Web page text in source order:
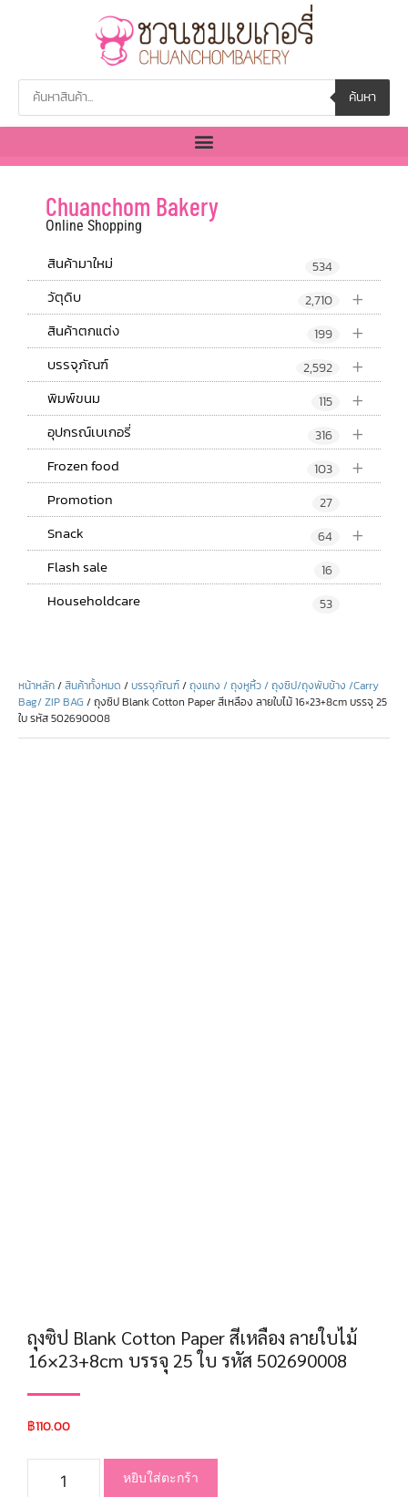
ค้นหา
Chuanchom Bakery
Online Shopping
สินค้ามาใหม่ 534
+
วัตุดิบ 2,710
+
สินค้าตกแต่ง 199
+
บรรจุภัณฑ์ 2,592
+
พิมพ์ขนม 115
+
อุปกรณ์เบเกอรี่ 316
+
Frozen food 103
Promotion 27
+
Snack 64
Flash sale 16
Householdcare 53
หน้าหลัก/สินค้าทั้งหมด /บรรจุภัณฑ์/ถุงแกง / ถุงหูหิ้ว / ถุงซิป/ถุงพับข้าง /Carry
Bag/ ZIP BAG / ถุงซิป Blank Cotton Paper สีเหลือง ลายใบไม้ 16×23+8cm บรรจุ 25
ใบ รหัส 502690008
ถุงซิป Blank Cotton Paper สีเหลือง ลายใบไม้
16×23+8cm บรรจุ 25 ใบ รหัส 502690008
฿110.00
หยิบใส่ตะกร้า